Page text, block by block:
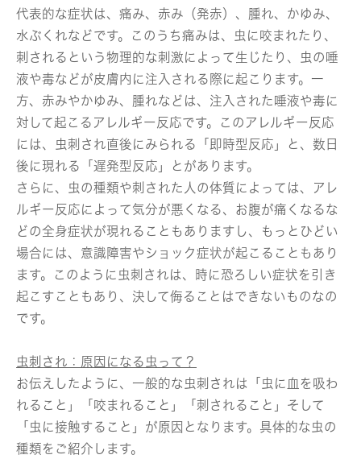
代表的な症状は、痛み、赤み（発赤）、腫れ、かゆみ、
水ぶくれなどです。このうち痛みは、虫に咬まれたり、
刺されるという物理的な刺激によって生じたり、虫の唾
液や毒などが皮膚内に注入される際に起こります。一
方、赤みやかゆみ、腫れなどは、注入された唾液や毒に
対して起こるアレルギー反応です。このアレルギー反応
には、虫刺され直後にみられる「即時型反応」と、数日
後に現れる「遅発型反応」とがあります。
さらに、虫の種類や刺された人の体質によっては、アレ
ルギー反応によって気分が悪くなる、お腹が痛くなるな
どの全身症状が現れることもありますし、もっとひどい
場合には、意識障害やショック症状が起こることもあり
ます。このように虫刺されは、時に恐ろしい症状を引き
起こすこともあり、決して侮ることはできないものなの
です。
虫刺され：原因になる虫って？
お伝えしたように、一般的な虫刺されは「虫に血を吸わ
れること」「咬まれること」「刺されること」そして
「虫に接触すること」が原因となります。具体的な虫の
種類をご紹介します。